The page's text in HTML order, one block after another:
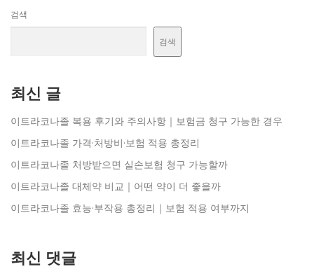
검색
검색
최신 글
이트라코나졸 복용 후기와 주의사항｜보험금 청구 가능한 경우
이트라코나졸 가격·처방비·보험 적용 총정리
이트라코나졸 처방받으면 실손보험 청구 가능할까
이트라코나졸 대체약 비교｜어떤 약이 더 좋을까
이트라코나졸 효능·부작용 총정리｜보험 적용 여부까지
최신 댓글